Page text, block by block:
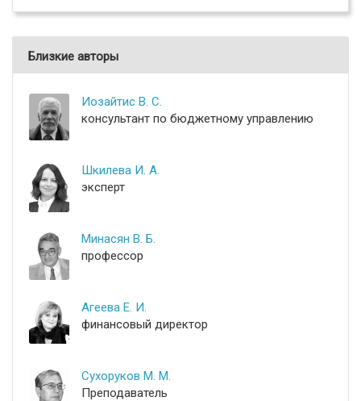
Близкие авторы
Иозайтис В. С.
консультант по бюджетному управлению
Шкилева И. А.
эксперт
Минасян В. Б.
профессор
Агеева Е. И.
финансовый директор
Сухоруков М. М.
Преподаватель